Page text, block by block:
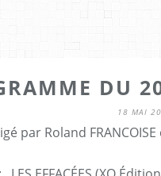
DU
18 MAI
par Roland